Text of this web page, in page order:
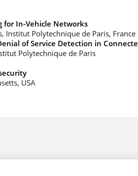
for In-Vehicle Networks
Institut Polytechnique de Paris, France
of Service Detection in
Polytechnique de Paris
USA